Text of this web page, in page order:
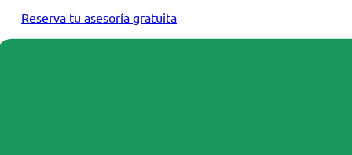
Reserva tu asesoría gratuita